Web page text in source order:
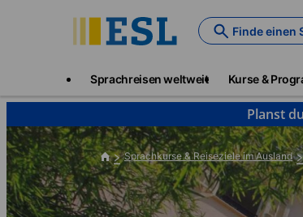
Finde einen
Sprachreisen weltweit Kurse &
Planst
Sprachkurse & Reiseziele im Ausland